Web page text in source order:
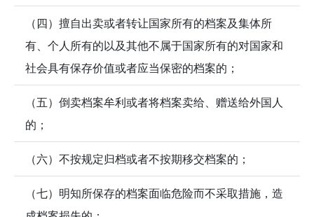
（四）擅自出卖或者转让国家所有的档案及集体所
有、个人所有的以及其他不属于国家所有的对国家和
社会具有保存价值或者应当保密的档案的；
（五）倒卖档案牟利或者将档案卖给、赠送给外国人
的；
（六）不按规定归档或者不按期移交档案的；
（七）明知所保存的档案面临危险而不采取措施，造